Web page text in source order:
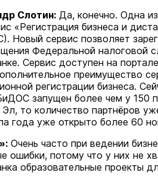
Ямаев о премьере в театре
«Для меня не бывает
спектаклей»
18 марта 11:05
Слотин: Да, конечно. Одна
«Регистрация бизнеса и
Новый сервис позволяет
Федеральной налоговой
Сервис доступен на
преимущество
регистрации бизнеса.
запущен более чем у 150
то количество партнёров
года уже открыто более 60
Очень часто при ведении
ошибки, потому что у них не
образовательные проекты